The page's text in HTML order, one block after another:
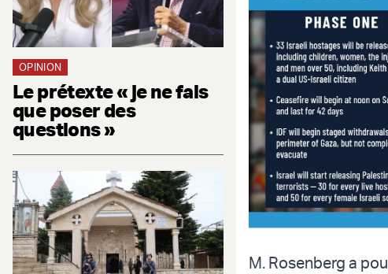
OPINION
Le prétexte « je ne fais
que poser des
questions »
M. Rosenberg a